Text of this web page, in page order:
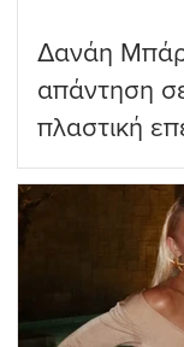
Δανάη
απάντηση
πλαστική
ωραιότερο